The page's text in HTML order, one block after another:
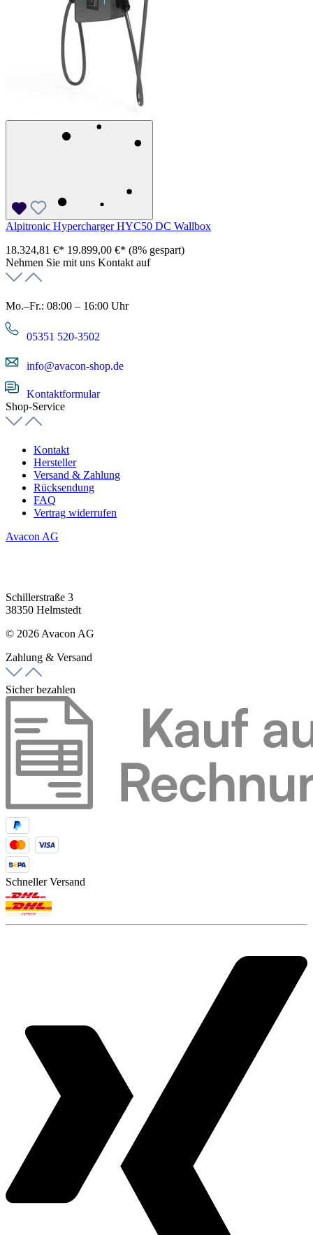
Alpitronic Hypercharger HYC50 DC Wallbox
18.324,81 €* 19.899,00 €* (8% gespart)
Nehmen Sie mit uns Kontakt auf
Mo.–Fr.: 08:00 – 16:00 Uhr
05351 520-3502
info@avacon-shop.de
Kontaktformular
Shop-Service
Kontakt
Hersteller
Versand & Zahlung
Rücksendung
FAQ
Vertrag widerrufen
Avacon AG
Schillerstraße 3
38350 Helmstedt
© 2026 Avacon AG
Zahlung & Versand
Sicher bezahlen
Schneller Versand